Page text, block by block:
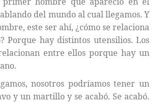
del mundo al cual llegamos. Y
este ser ahí, ¿cómo se relaciona
Porque hay distintos utensilios. Los
entre ellos porque hay un
nosotros podríamos tener un
y un martillo y se acabó. Se acabó.